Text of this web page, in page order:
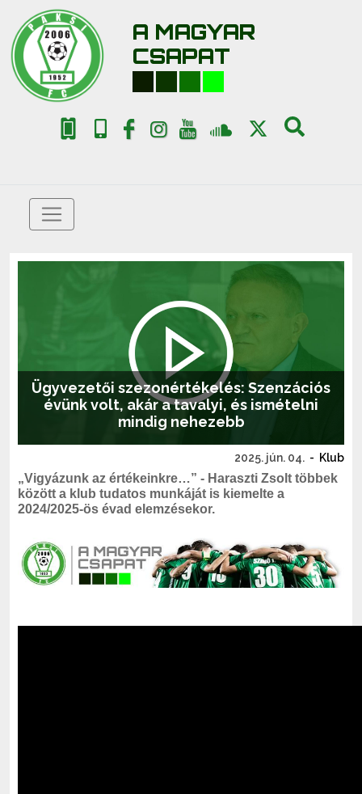
A MAGYAR
CSAPAT
Ügyvezetői szezonértékelés: Szenzációs
évünk volt, akár a tavalyi, és ismételni
mindig nehezebb
2025. jún. 04. - Klub
„Vigyázunk az értékeinkre…” - Haraszti Zsolt többek
között a klub tudatos munkáját is kiemelte a
2024/2025-ös évad elemzésekor.